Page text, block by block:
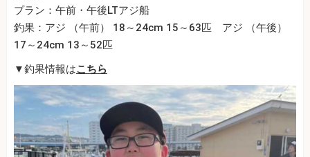
プラン：午前・午後LTアジ船
釣果：アジ （午前） 18～24cm 15～63匹 アジ （午後）
17～24cm 13～52匹
▼釣果情報はこちら